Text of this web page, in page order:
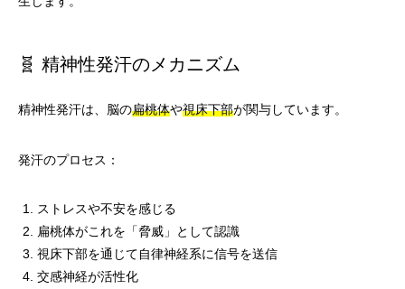
🧬 精神性発汗のメカニズム
精神性発汗は、脳の扁桃体や視床下部が関与しています。
発汗のプロセス：
ストレスや不安を感じる
扁桃体がこれを「脅威」として認識
視床下部を通じて自律神経系に信号を送信
交感神経が活性化